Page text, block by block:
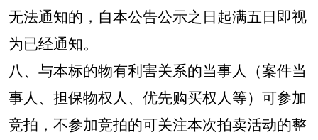
无法通知的，自本公告公示之日起满五日即视
为已经通知。
八、与本标的物有利害关系的当事人（案件当
事人、担保物权人、优先购买权人等）可参加
竞拍，不参加竞拍的可关注本次拍卖活动的整